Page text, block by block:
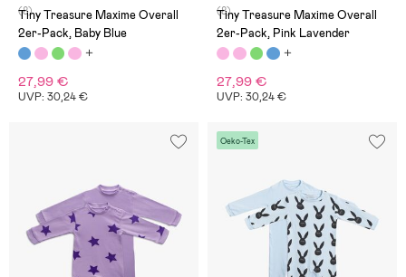
(8)
Tiny Treasure Maxime Overall
2er-Pack, Baby Blue
27,99 €
UVP: 30,24 €
(8)
Tiny Treasure Maxime Overall
2er-Pack, Pink Lavender
27,99 €
UVP: 30,24 €
Oeko-Tex